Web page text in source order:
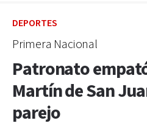
DEPORTES
Primera Nacional
Patronato
Martín de San
parejo